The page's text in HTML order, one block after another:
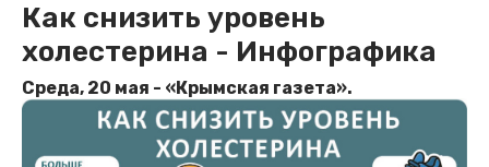
Как снизить уровень
холестерина - Инфографика
Среда, 20 мая - «Крымская газета».